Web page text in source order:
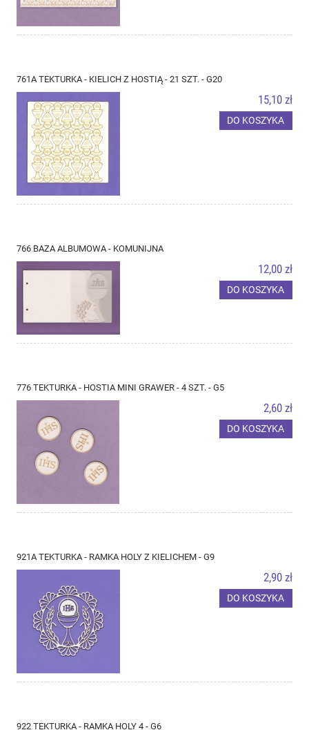
761A TEKTURKA - KIELICH Z HOSTIĄ - 21 SZT. - G20
15,10 zł
DO KOSZYKA
766 BAZA ALBUMOWA - KOMUNIJNA
12,00 zł
DO KOSZYKA
776 TEKTURKA - HOSTIA MINI GRAWER - 4 SZT. - G5
2,60 zł
DO KOSZYKA
921A TEKTURKA - RAMKA HOLY Z KIELICHEM - G9
2,90 zł
DO KOSZYKA
922 TEKTURKA - RAMKA HOLY 4 - G6